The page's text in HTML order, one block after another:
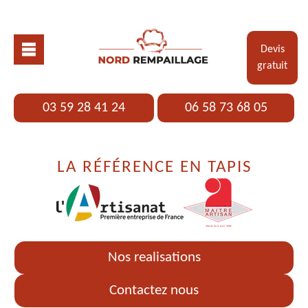
Devis
gratuit
03 59 28 41 24 06 58 73 68 05
LA RÉFÉRENCE EN TAPIS
Nos realisations
Contactez nous